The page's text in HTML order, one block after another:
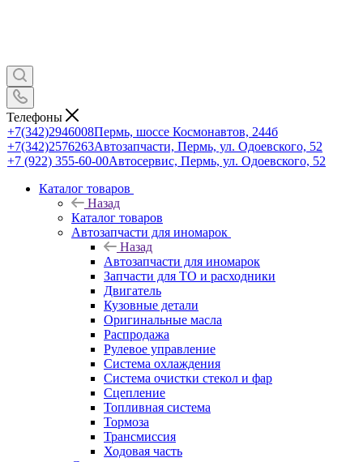
Телефоны
+7(342)2946008Пермь, шоссе Космонавтов, 244б
+7(342)2576263Автозапчасти, Пермь, ул. Одоевского, 52
+7 (922) 355-60-00Автосервис, Пермь, ул. Одоевского, 52
Каталог товаров
Назад
Каталог товаров
Автозапчасти для иномарок
Назад
Автозапчасти для иномарок
Запчасти для ТО и расходники
Двигатель
Кузовные детали
Оригинальные масла
Распродажа
Рулевое управление
Система охлаждения
Система очистки стекол и фар
Сцепление
Топливная система
Тормоза
Трансмиссия
Ходовая часть